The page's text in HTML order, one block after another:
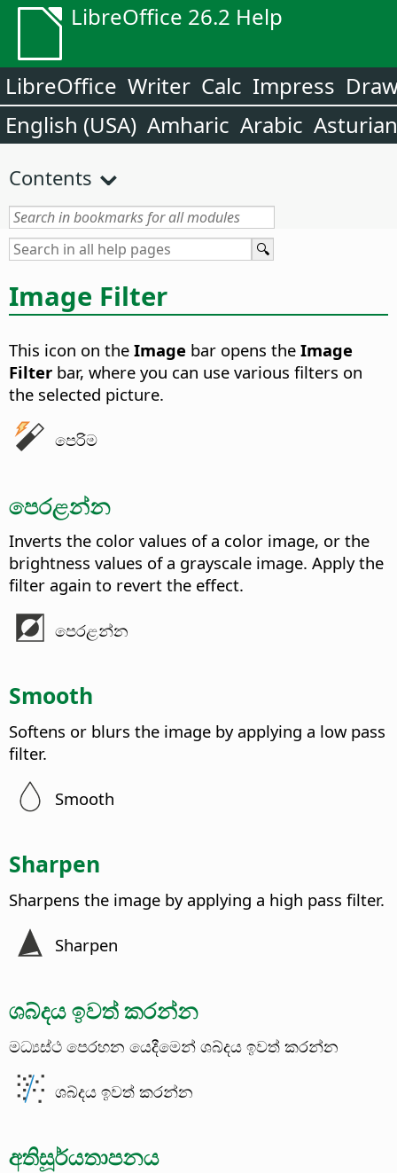
LibreOffice 26.2 Help
LibreOffice Writer Calc Impress
English (USA) Amharic Arabic Asturian
Contents
Image Filter
This icon on the Image bar opens the Image
Filter bar, where you can use various filters on
the selected picture.
පෙරිම
පෙරළන්න
Inverts the color values of a color image, or the
brightness values of a grayscale image. Apply the
filter again to revert the effect.
පෙරළන්න
Smooth
Softens or blurs the image by applying a low pass
filter.
Smooth
Sharpen
Sharpens the image by applying a high pass filter.
Sharpen
ශබ්දය ඉවත් කරන්න
මධ්‍යස්ථ පෙරහන යෙදීමෙන් ශබ්දය ඉවත් කරන්න
ශබ්දය ඉවත් කරන්න
අතිසූර්යතාපනය